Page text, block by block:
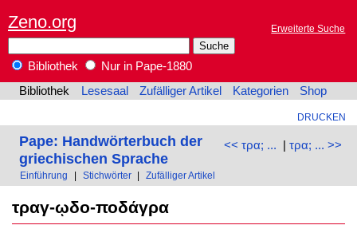
Zeno.org Erweiterte Suche
Bibliothek
Nur in Pape-1880
Bibliothek
Lesesaal Zufälliger Artikel Kategorien Shop
DRUCKEN
<< τρα; ... | τρα; ... >>
Pape: Handwörterbuch der
griechischen Sprache
Einführung Stichwörter Zufälliger Artikel
τραγ-ῳδο-ποδάγρα